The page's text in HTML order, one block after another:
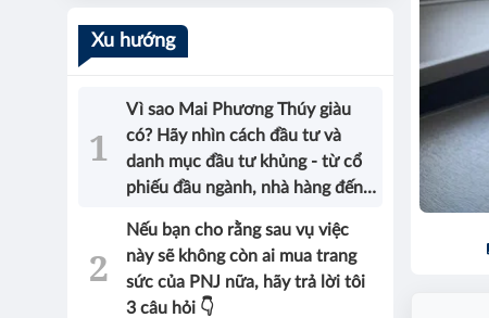
Xu hướng
Vì sao Mai Phương Thúy giàu
có? Hãy nhìn cách đầu tư và
danh mục đầu tư khủng - từ cổ
phiếu đầu ngành, nhà hàng đến
được câu trả lời!
Nếu bạn cho rằng sau vụ việc
này sẽ không còn ai mua trang
sức của PNJ nữa, hãy trả lời tôi
3 câu hỏi 👇